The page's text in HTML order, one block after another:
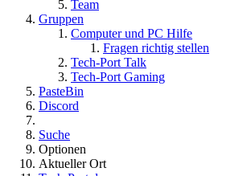
Team
Gruppen
Computer und PC Hilfe
Fragen richtig stellen
Tech-Port Talk
Tech-Port Gaming
PasteBin
Discord
Suche
Optionen
Aktueller Ort